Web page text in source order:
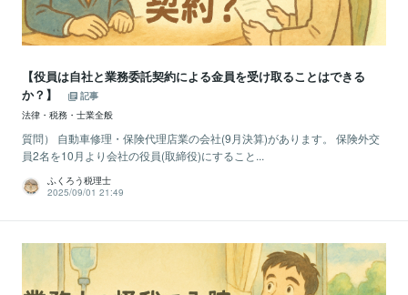
【役員は自社と業務委託契約による金員を受け取ることはできる
か？】
記事
法律・税務・士業全般
質問） 自動車修理・保険代理店業の会社(9月決算)があります。 保険外交
員2名を10月より会社の役員(取締役)にすること...
ふくろう税理士
2025/09/01 21:49